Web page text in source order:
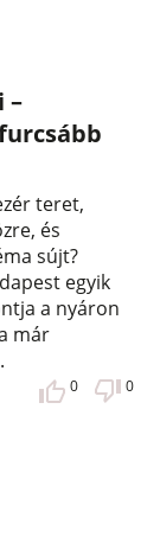
–
teret,
és
sújt?
egyik
a nyáron
már
0 0